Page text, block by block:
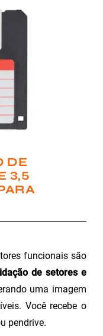
DE
3,5
funcionais são
de setores e
uma imagem
Você recebe o
pendrive.